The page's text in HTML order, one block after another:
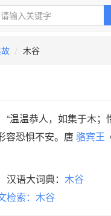
木谷
“温温恭人，如集于木
容恐惧不安。唐 骆宾王
语大词典： 木谷
检索：木谷